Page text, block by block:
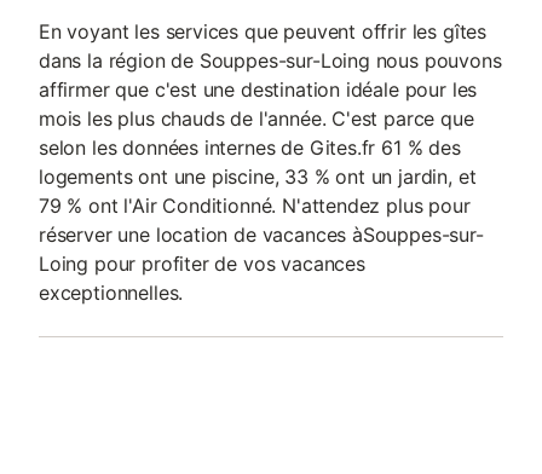
En voyant les services que peuvent offrir les gîtes
dans la région de Souppes-sur-Loing nous pouvons
affirmer que c'est une destination idéale pour les
mois les plus chauds de l'année. C'est parce que
selon les données internes de Gites.fr 61 % des
logements ont une piscine, 33 % ont un jardin, et
79 % ont l'Air Conditionné. N'attendez plus pour
réserver une location de vacances àSouppes-sur-
Loing pour profiter de vos vacances
exceptionnelles.